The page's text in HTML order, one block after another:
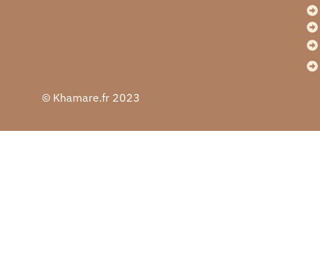
© Khamare.fr 2023